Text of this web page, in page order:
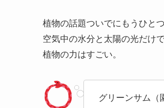
植物の話題ついでにもうひと
空気中の水分と太陽の光だけ
植物の力はすごい。
グリーンサム（